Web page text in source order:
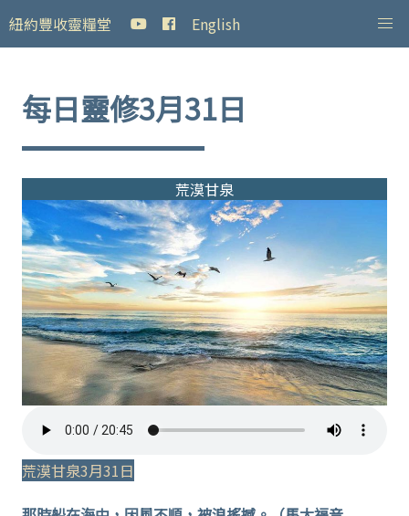
紐約豐收靈糧堂 English
每日靈修3月31日
荒漠甘泉
荒漠甘泉3月31日